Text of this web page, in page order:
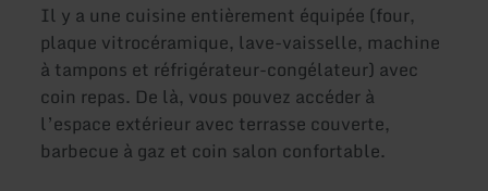
Il y a une cuisine entièrement équipée (four,
plaque vitrocéramique, lave-vaisselle, machine
à tampons et réfrigérateur-congélateur) avec
coin repas. De là, vous pouvez accéder à
l’espace extérieur avec terrasse couverte,
barbecue à gaz et coin salon confortable.